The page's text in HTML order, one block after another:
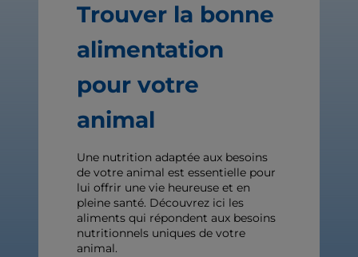
Trouver la bonne
alimentation
pour votre
animal
Une nutrition adaptée aux besoins
de votre animal est essentielle pour
lui offrir une vie heureuse et en
pleine santé. Découvrez ici les
aliments qui répondent aux besoins
nutritionnels uniques de votre
animal.